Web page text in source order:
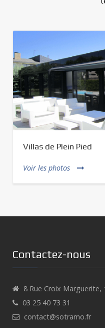
Villas de Plein Pied
Voir les photos
Contactez-nous
8 Rue Croix Marguerite,
03 25 40 73 31
contact@sotramo.fr